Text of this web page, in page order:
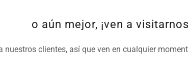
o aún mejor, ¡ven a
nuestros clientes, así que ven en cualquier